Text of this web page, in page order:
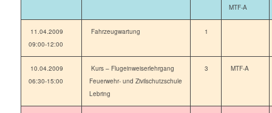
MTF-A
11.04.2009
09:00-12:00
Fahrzeugwartung 1
10.04.2009
06:30-15:00
Kurs – Flugeinweiserlehrgang
Feuerwehr- und Zivilschutzschule
Lebring
3 MTF-A